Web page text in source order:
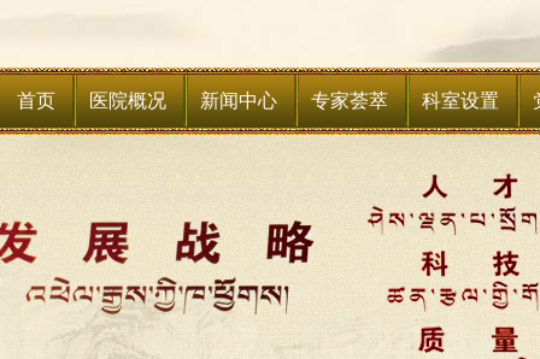
首页 医院概况
领导关怀
医院荣誉
新闻中心
通知公告
专家荟萃 科室设置
科室设备